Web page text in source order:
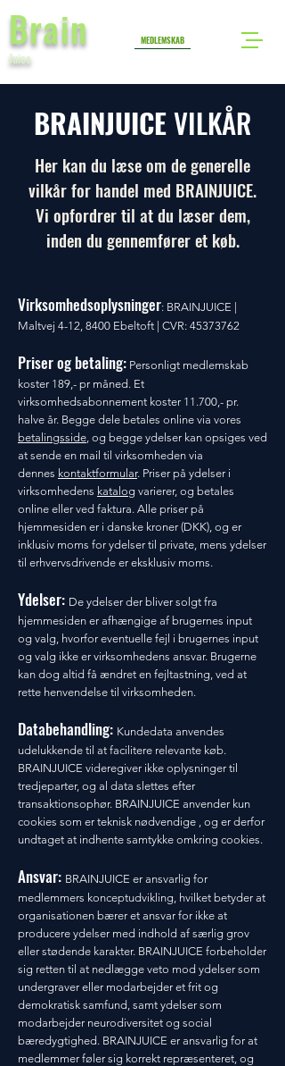
Brain MEDLEMSKAB
Juice
BRAINJUICEVILKÅR
Her kan du læse om de generelle
vilkår for handel med BRAINJUICE.
Vi opfordrer til at du læser dem,
inden du gennemfører et køb.
Virksomhedsoplysninger: BRAINJUICE |
Maltvej 4-12, 8400 Ebeltoft | CVR: 45373762
Priser og betaling: Personligt medlemskab
koster 189,- pr måned. Et
virksomhedsabonnement koster 11.700,- pr.
halve år. Begge dele betales online via vores
betalingsside, og begge ydelser kan opsiges ved
at sende en mail til virksomheden via
dennes kontaktformular. Priser på ydelser i
virksomhedens katalog varierer, og betales
online eller ved faktura. Alle priser på
hjemmesiden er i danske kroner (DKK), og er
inklusiv moms for ydelser til private, mens ydelser
til erhvervsdrivende er eksklusiv moms.
Ydelser: De ydelser der bliver solgt fra
hjemmesiden er afhængige af brugernes input
og valg, hvorfor eventuelle fejl i brugernes input
og valg ikke er virksomhedens ansvar. Brugerne
kan dog altid få ændret en fejltastning, ved at
rette henvendelse til virksomheden.
Databehandling: Kundedata anvendes
udelukkende til at facilitere relevante køb.
BRAINJUICE videregiver ikke oplysninger til
tredjeparter, og al data slettes efter
transaktionsophør. BRAINJUICE anvender kun
cookies som er teknisk nødvendige , og er derfor
undtaget at indhente samtykke omkring cookies.
Ansvar: BRAINJUICE er ansvarlig for
medlemmers konceptudvikling, hvilket betyder at
organisationen bærer et ansvar for ikke at
producere ydelser med indhold af særlig grov
eller stødende karakter. BRAINJUICE forbeholder
sig retten til at nedlægge veto mod ydelser som
undergraver eller modarbejder et frit og
demokratisk samfund, samt ydelser som
modarbejder neurodiversitet og social
bæredygtighed. BRAINJUICE er ansvarlig for at
medlemmer føler sig korrekt repræsenteret, og